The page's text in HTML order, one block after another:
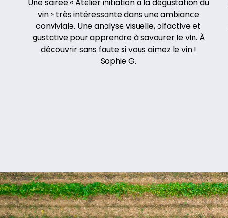
Une soirée « Atelier initiation à la dégustation du
vin » très intéressante dans une ambiance
conviviale. Une analyse visuelle, olfactive et
gustative pour apprendre à savourer le vin. À
découvrir sans faute si vous aimez le vin !
Sophie G.